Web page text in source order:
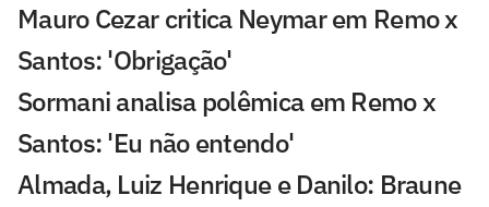
Mauro Cezar critica Neymar em Remo x
Santos: 'Obrigação'
Sormani analisa polêmica em Remo x
Santos: 'Eu não entendo'
Almada, Luiz Henrique e Danilo: Braune